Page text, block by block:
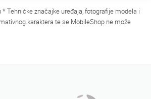
Tehničke značajke uređaja, fotografije modela i
karaktera te se MobileShop ne može